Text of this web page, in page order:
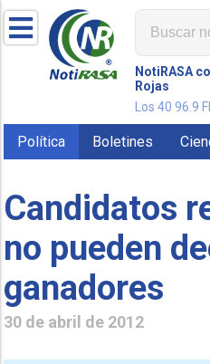
NotiRASA
Rojas
Los 40 96.9
Política Boletines
Candidatos
no pueden
ganadores
30 de abril de 2012